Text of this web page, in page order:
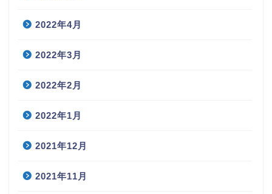
2022年4月
2022年3月
2022年2月
2022年1月
2021年12月
2021年11月